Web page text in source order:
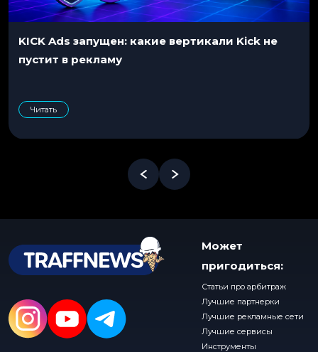
KICK Ads запущен: какие вертикали Kick не
пустит в рекламу
Читать
Может
пригодиться:
Статьи про арбитраж
Лучшие партнерки
Лучшие рекламные сети
Лучшие сервисы
Инструменты